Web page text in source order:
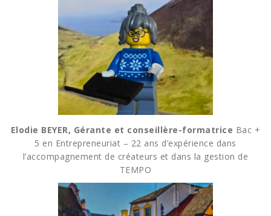
Elodie BEYER, Gérante et conseillère-formatrice Bac +
5 en Entrepreneuriat – 22 ans d’expérience dans
l’accompagnement de créateurs et dans la gestion de
TEMPO